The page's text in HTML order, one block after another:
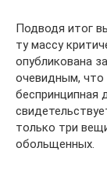
Подводя итог
ту массу
опубликована
очевидным, что
беспринципная
только три
обольщенных.